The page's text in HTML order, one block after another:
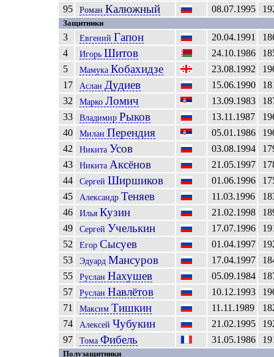
95
Роман Калюжный 08.07.1995
Защитники
3 Евгений Гапон 20.04.1991
4
Игорь Шитов 24.10.1986
5
Мамука Кобахидзе 23.08.1992
17
Аслан Дудиев 15.06.1990
32
МаркоЛомич 13.09.1983
33
Владимир Рыков 13.11.1987
40
Милан Перендия 05.01.1986
42
Никита Усов 03.08.1994
43
Никита Аксёнов 21.05.1997
44
Сергей Ширшиков 01.06.1996
45
АлександрТеняев 11.03.1996
46
Илья Кузин 21.02.1998
49
Сергей Учелькин 17.07.1996
52
ЕгорСысуев 01.04.1997
53
Эдуард Мансуров 17.04.1997
55
Руслан Нахушев 05.09.1984
57
Руслан Навлётов 10.12.1993
71
МаксимТишкин 11.11.1989
74
Алексей Чубукин 21.02.1995
97
ТомаФибель 31.05.1986
Полузащитники